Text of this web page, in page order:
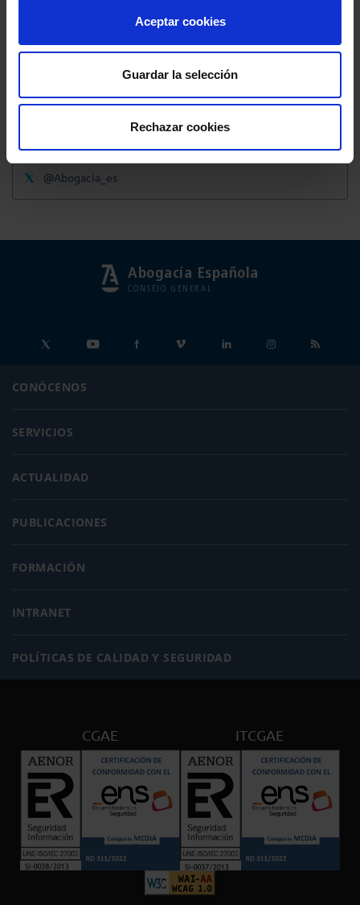
Aceptar cookies
Guardar la selección
Rechazar cookies
@Abogacia_es
Abogacía Española
CONSEJO GENERAL
CONÓCENOS
SERVICIOS
ACTUALIDAD
PUBLICACIONES
FORMACIÓN
INTRANET
POLÍTICAS DE CALIDAD Y SEGURIDAD
CGAE ITCGAE